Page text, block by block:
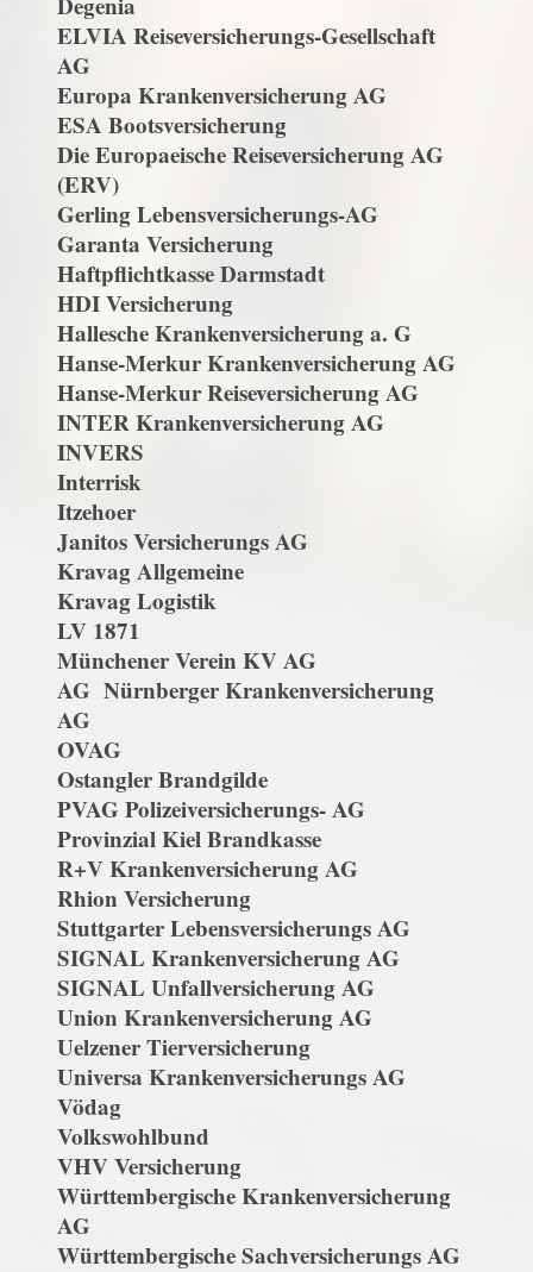
ELVIA Reiseversicherungs-Gesellschaft
AG
Europa Krankenversicherung AG
ESA Bootsversicherung
Die Europaeische Reiseversicherung AG
(ERV)
Gerling Lebensversicherungs-AG
Garanta Versicherung
Haftpflichtkasse Darmstadt
HDI Versicherung
Hallesche Krankenversicherung a. G
Hanse-Merkur Krankenversicherung AG
Hanse-Merkur Reiseversicherung AG
INTER Krankenversicherung AG
INVERS
Interrisk
Itzehoer
Janitos Versicherungs AG
Kravag Allgemeine
Kravag Logistik
LV 1871
Münchener Verein KV AG
AG Nürnberger Krankenversicherung
AG
OVAG
Ostangler Brandgilde
PVAG Polizeiversicherungs- AG
Provinzial Kiel Brandkasse
R+V Krankenversicherung AG
Rhion Versicherung
Stuttgarter Lebensversicherungs AG
SIGNAL Krankenversicherung AG
SIGNAL Unfallversicherung AG
Union Krankenversicherung AG
Uelzener Tierversicherung
Universa Krankenversicherungs AG
Vödag
Volkswohlbund
VHV Versicherung
Württembergische Krankenversicherung
AG
Württembergische Sachversicherungs AG